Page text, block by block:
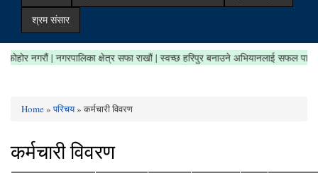
श्रम संसार
जथाभाबी फोहोर नगरौं | नगरपालिका क्षेत्र सफा राखौं | स्वच्छ हरिपुर बनाउने अभियानलाई
Home»परिचय» कर्मचारी विवरण
कर्मचारी विवरण